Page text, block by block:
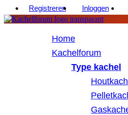
Registreren Inloggen
Home
Kachelforum
Type kachel